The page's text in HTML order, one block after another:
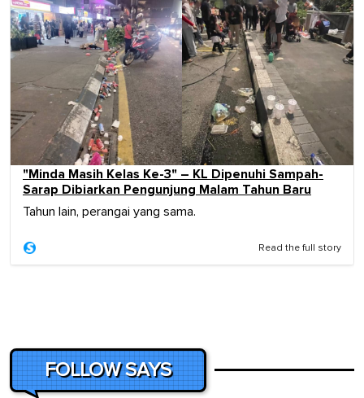
"Minda Masih Kelas Ke-3" – KL Dipenuhi Sampah-
Sarap Dibiarkan Pengunjung Malam Tahun Baru
Tahun lain, perangai yang sama.
Read the full story
FOLLOW SAYS